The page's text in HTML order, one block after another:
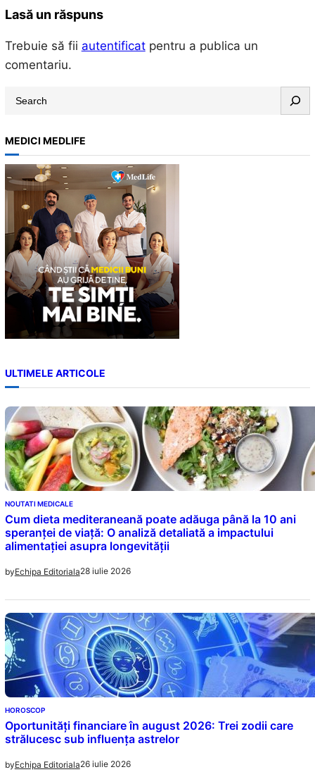
Lasă un răspuns
Trebuie să fii autentificatpentru a publica un
comentariu.
r
c
h
MEDICI MEDLIFE
ULTIMELE ARTICOLE
NOUTATI MEDICALE
Cum dieta mediteraneană poate adăuga până la 10 ani
speranței de viață: O analiză detaliată a impactului
alimentației asupra longevității
byEchipa Editoriala28 iulie 2026
HOROSCOP
Oportunități financiare în august 2026: Trei zodii care
strălucesc sub influența astrelor
byEchipa Editoriala26 iulie 2026